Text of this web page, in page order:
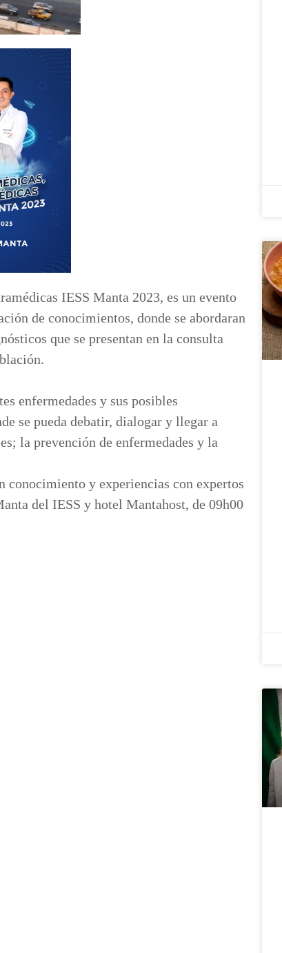
IESS Manta 2023, es un evento
de conocimientos, donde se abordaran
que se presentan en la consulta
enfermedades y sus posibles
se pueda debatir, dialogar y llegar a
la prevención de enfermedades y la
conocimiento y experiencias con expertos
del IESS y hotel Mantahost, de 09h00